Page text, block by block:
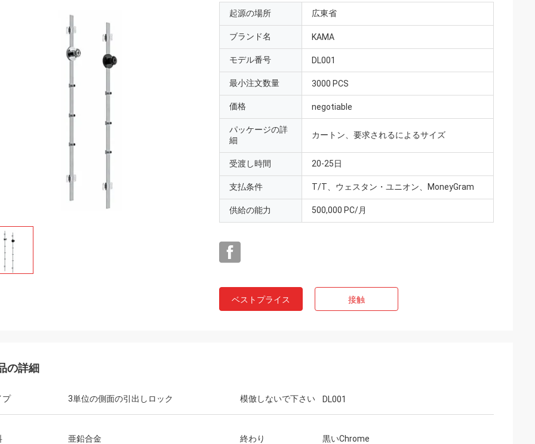
起源の場所 広東省
ブランド名 KAMA
モデル番号 DL001
最小注文数量 3000 PCS
価格 negotiable
パッケージの詳
細
カートン、要求されるによるサイズ
受渡し時間 20-25日
支払条件 T/T、ウェスタン・ユニオン、MoneyGram
供給の能力 500,000 PC/月
ベストプライス 接触
の詳細
プ 3単位の側面の引出しロック 模倣しないで下さい DL001
亜鉛合金 終わり 黒いChrome